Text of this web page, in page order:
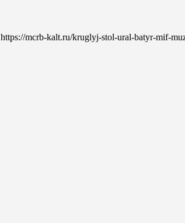
https://mcrb-kalt.ru/kruglyj-stol-ural-batyr-mif-